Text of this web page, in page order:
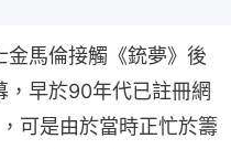
金馬倫接觸《銃夢》後
，早於90年代已註冊網
可是由於當時正忙於籌